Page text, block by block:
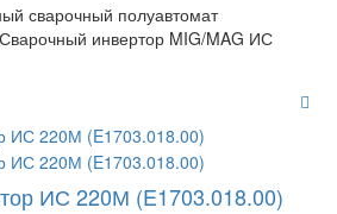
сварочный полуавтомат
инвертор MIG/MAG ИС
ИС 220М (E1703.018.00)